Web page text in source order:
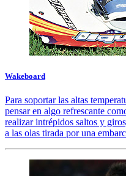
Wakeboard
Para soportar las altas
pensar en algo refrescante
realizar intrépidos saltos y
a las olas tirada por una